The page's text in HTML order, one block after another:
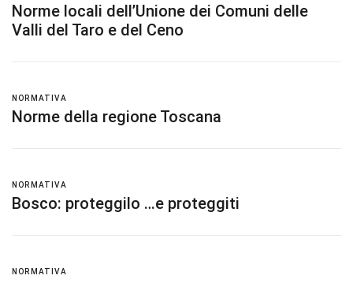
Norme locali dell’Unione dei Comuni delle
Valli del Taro e del Ceno
NORMATIVA
Norme della regione Toscana
NORMATIVA
Bosco: proteggilo …e proteggiti
NORMATIVA